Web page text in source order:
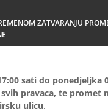
ZATVARANJU
sati do ponedjeljka
svih pravaca, te promet
ulicu.